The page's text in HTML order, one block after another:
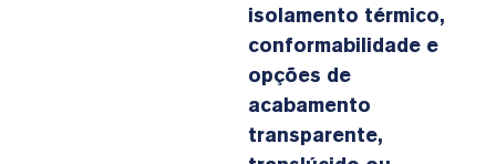
isolamento térmico,
conformabilidade e
opções de
acabamento
transparente,